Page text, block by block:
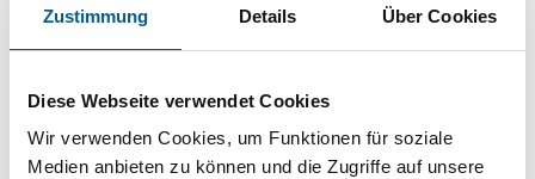
Zustimmung Details Über Cookies
Diese Webseite verwendet Cookies
Wir verwenden Cookies, um Funktionen für soziale
Medien anbieten zu können und die Zugriffe auf unsere
Projekt oder ein Vorhaben? Hier können Sie
direkt über unsere Fördermitteldatenbank und
Stiftungsdatenbank recherchieren. Bei der
Suche bitte die Groß- und Kleinschreibung
beachten.